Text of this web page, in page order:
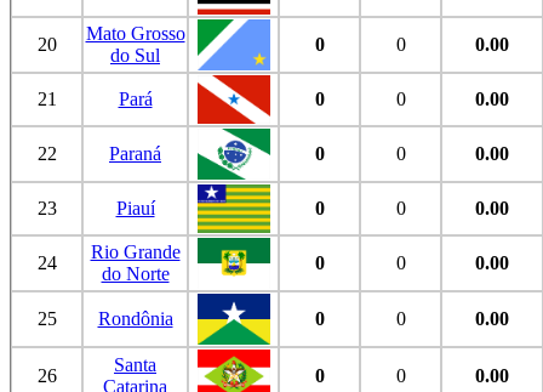
20
Mato Grosso
do Sul
0 0 0.00
21 Pará 0 0 0.00
22 Paraná 0 0 0.00
23 Piauí 0 0 0.00
24
Rio Grande
do Norte
0 0 0.00
25 Rondônia 0 0 0.00
26
Santa
Catarina
0 0 0.00